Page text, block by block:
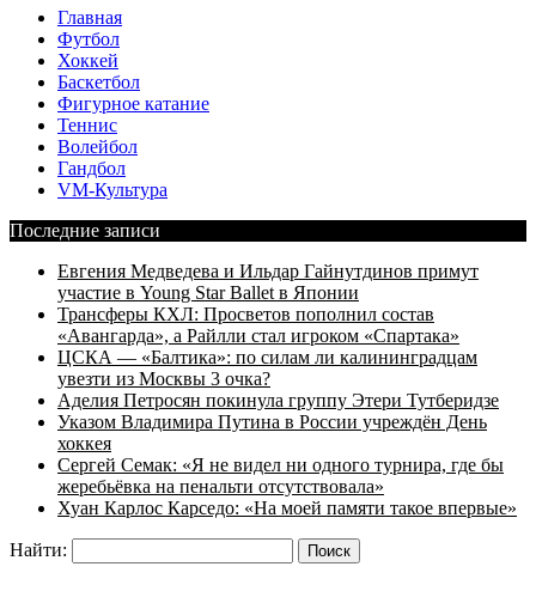
Главная
Футбол
Хоккей
Баскетбол
Фигурное катание
Теннис
Волейбол
Гандбол
VM-Культура
Последние записи
Евгения Медведева и Ильдар Гайнутдинов примут
участие в Young Star Ballet в Японии
Трансферы КХЛ: Просветов пополнил состав
«Авангарда», а Райлли стал игроком «Спартака»
ЦСКА — «Балтика»: по силам ли калининградцам
увезти из Москвы 3 очка?
Аделия Петросян покинула группу Этери Тутберидзе
Указом Владимира Путина в России учреждён День
хоккея
Сергей Семак: «Я не видел ни одного турнира, где бы
жеребьёвка на пенальти отсутствовала»
Хуан Карлос Карседо: «На моей памяти такое впервые»
Найти: